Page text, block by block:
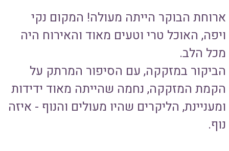
ארוחת הבוקר הייתה מעולה! המקום נקי
ויפה, האוכל טרי וטעים מאוד והאירוח היה
מכל הלב.
הביקור במזקקה, עם הסיפור המרתק על
הקמת המזקקה, נחמה שהייתה מאוד ידידות
ומעניינת, הליקרים שהיו מעולים והנוף - איזה
נוף.